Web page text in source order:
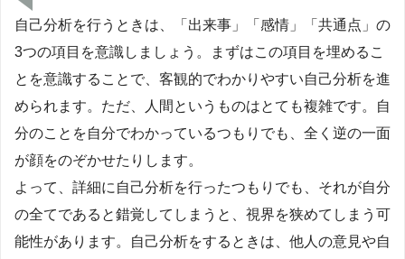
自己分析を行うときは、「出来事」「感情」「共通点」の
3つの項目を意識しましょう。まずはこの項目を埋めるこ
とを意識することで、客観的でわかりやすい自己分析を進
められます。ただ、人間というものはとても複雑です。自
分のことを自分でわかっているつもりでも、全く逆の一面
が顔をのぞかせたりします。
よって、詳細に自己分析を行ったつもりでも、それが自分
の全てであると錯覚してしまうと、視界を狭めてしまう可
能性があります。自己分析をするときは、他人の意見や自